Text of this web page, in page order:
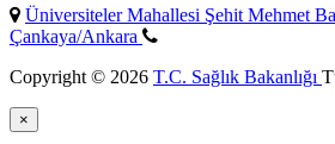
Üniversiteler Mahallesi Şehit Mehmet
Çankaya/Ankara
Copyright © 2026 T.C. Sağlık Bakanlığı
×